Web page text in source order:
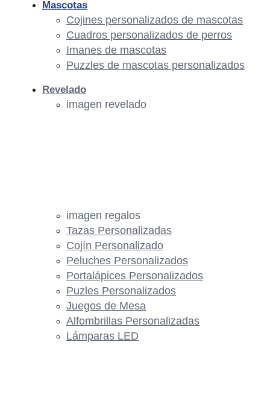
imagen regalos
Tazas Personalizadas
Cojín Personalizado
Peluches Personalizados
Portalápices Personalizados
Puzles Personalizados
Juegos de Mesa
Alfombrillas Personalizadas
Lámparas LED
Mascotas
Cojines personalizados de mascotas
Cuadros personalizados de perros
Imanes de mascotas
Puzzles de mascotas personalizados
Revelado
imagen revelado